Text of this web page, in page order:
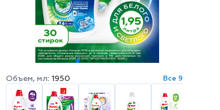
Объем, мл: 1950 Все 9